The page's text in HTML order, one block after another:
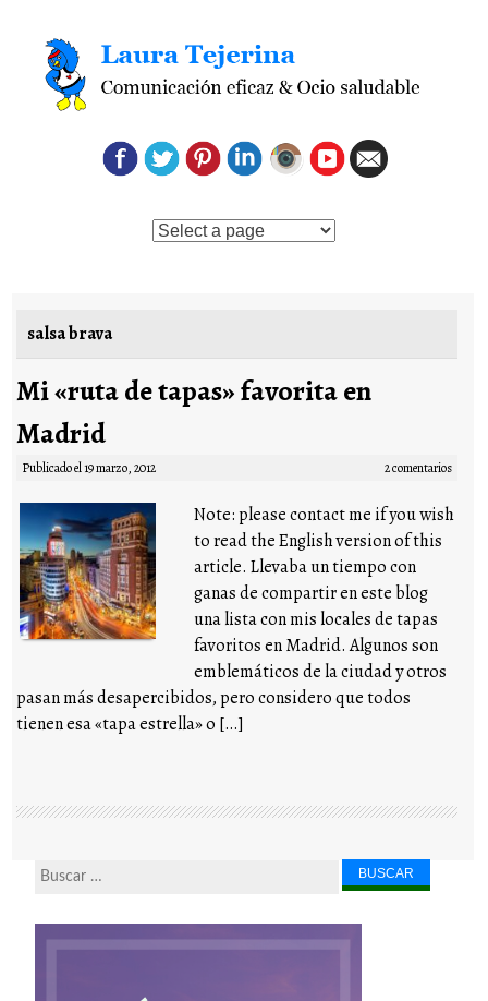
Saltar al contenido
salsa brava
Mi «ruta de tapas» favorita en
Madrid
Publicado el19 marzo, 2012 2 comentarios
Note: please contact me if you wish
to read the English version of this
article. Llevaba un tiempo con
ganas de compartir en este blog
una lista con mis locales de tapas
favoritos en Madrid. Algunos son
emblemáticos de la ciudad y otros
pasan más desapercibidos, pero considero que todos
tienen esa «tapa estrella» o […]
Buscar...